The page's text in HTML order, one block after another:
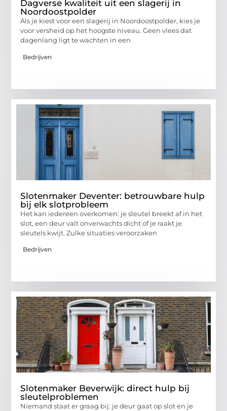
Dagverse kwaliteit uit een slagerij in
Noordoostpolder
Als je kiest voor een slagerij in Noordoostpolder, kies je
voor versheid op het hoogste niveau. Geen vlees dat
dagenlang ligt te wachten in een
Bedrijven
Slotenmaker Deventer: betrouwbare hulp
bij elk slotprobleem
Het kan iedereen overkomen: je sleutel breekt af in het
slot, een deur valt onverwachts dicht of je raakt je
sleutels kwijt. Zulke situaties veroorzaken
Bedrijven
Slotenmaker Beverwijk: direct hulp bij
sleutelproblemen
Niemand staat er graag bij: je deur gaat op slot en je